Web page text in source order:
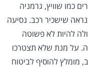
כמו שוויץ, גרמניה
שישכיר רכב. נסיעה
להיות לא פשוטה
על מנת שלא תצטרכו
מומלץ להוסיף לביטוח